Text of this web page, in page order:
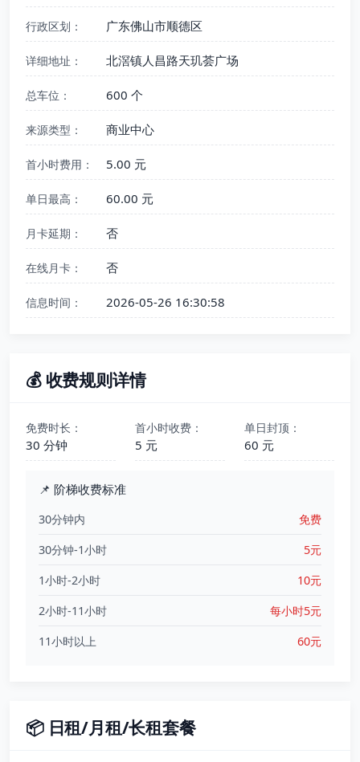
行政区划： 广东佛山市顺德区
详细地址： 北滘镇人昌路天玑荟广场
总车位： 600 个
来源类型： 商业中心
首小时费用： 5.00 元
单日最高： 60.00 元
月卡延期： 否
在线月卡： 否
信息时间： 2026-05-26 16:30:58
💰 收费规则详情
免费时长：
30 分钟
首小时收费：
5 元
单日封顶：
60 元
📌 阶梯收费标准
30分钟内
免费
30分钟-1小时
5元
1小时-2小时
10元
2小时-11小时
每小时5元
11小时以上
60元
📦 日租/月租/长租套餐